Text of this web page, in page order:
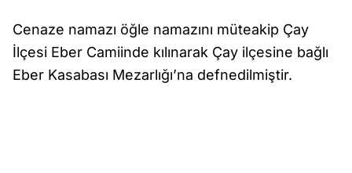
Cenaze namazı öğle namazını müteakip Çay
İlçesi Eber Camiinde kılınarak Çay ilçesine bağlı
Eber Kasabası Mezarlığı’na defnedilmiştir.